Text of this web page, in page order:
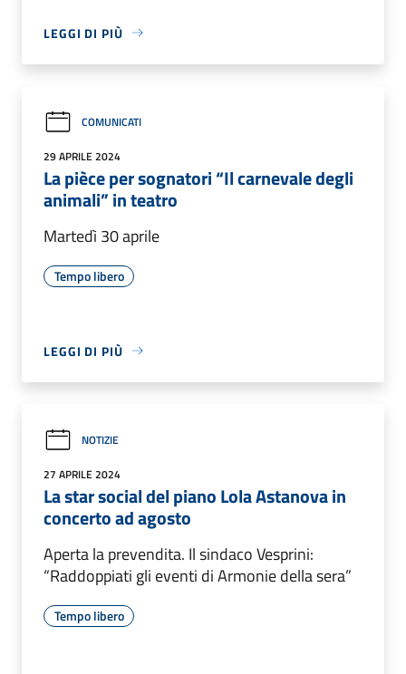
LEGGI DI PIÙ
COMUNICATI
29 APRILE 2024
La pièce per sognatori “Il carnevale degli
animali” in teatro
Martedì 30 aprile
Tempo libero
LEGGI DI PIÙ
NOTIZIE
27 APRILE 2024
La star social del piano Lola Astanova in
concerto ad agosto
Aperta la prevendita. Il sindaco Vesprini:
“Raddoppiati gli eventi di Armonie della sera”
Tempo libero